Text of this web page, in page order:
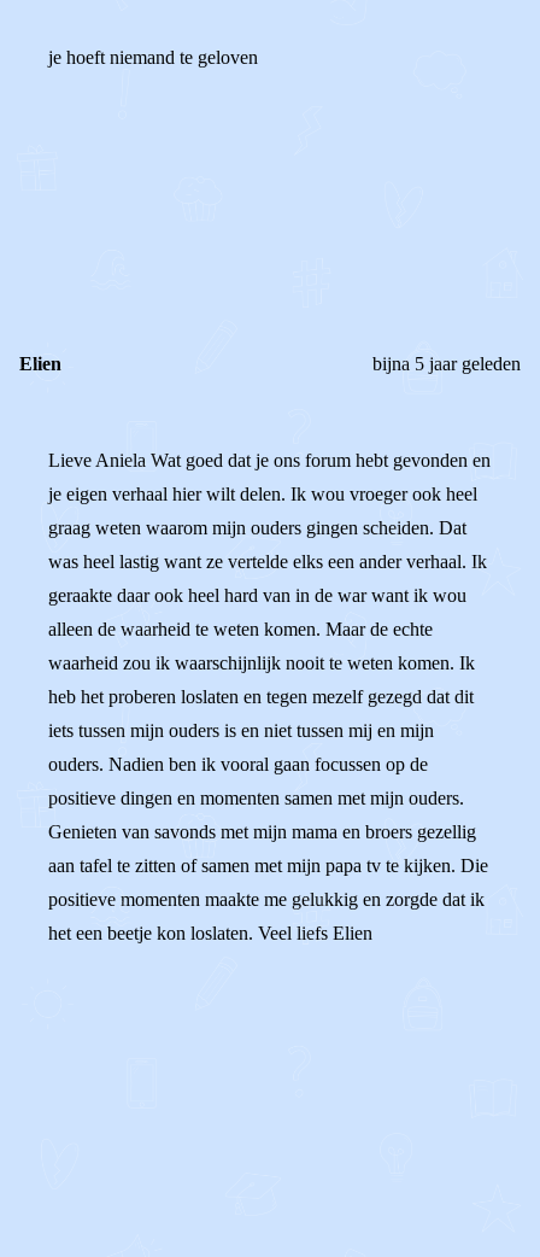
je hoeft niemand te geloven
Elien bijna 5 jaar geleden
Lieve Aniela Wat goed dat je ons forum hebt gevonden en
je eigen verhaal hier wilt delen. Ik wou vroeger ook heel
graag weten waarom mijn ouders gingen scheiden. Dat
was heel lastig want ze vertelde elks een ander verhaal. Ik
geraakte daar ook heel hard van in de war want ik wou
alleen de waarheid te weten komen. Maar de echte
waarheid zou ik waarschijnlijk nooit te weten komen. Ik
heb het proberen loslaten en tegen mezelf gezegd dat dit
iets tussen mijn ouders is en niet tussen mij en mijn
ouders. Nadien ben ik vooral gaan focussen op de
positieve dingen en momenten samen met mijn ouders.
Genieten van savonds met mijn mama en broers gezellig
aan tafel te zitten of samen met mijn papa tv te kijken. Die
positieve momenten maakte me gelukkig en zorgde dat ik
het een beetje kon loslaten. Veel liefs Elien